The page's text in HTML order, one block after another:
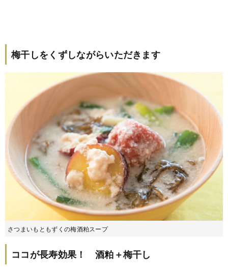
梅干しをくずしながらいただきます
さつまいもともずくの梅酒粕スープ
ココが長寿効果！ 酒粕＋梅干し